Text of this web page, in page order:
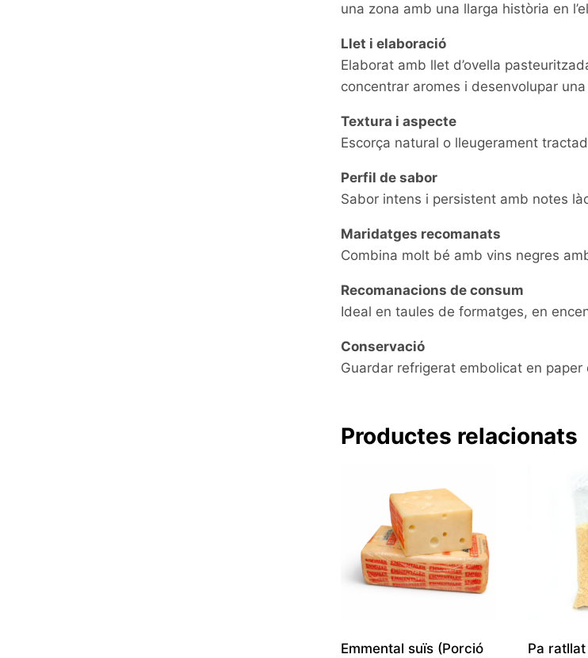
una zona amb una llarga història en
Llet i elaboració
Elaborat amb llet d’ovella
concentrar aromes i desenvolupar
Textura i aspecte
Escorça natural o lleugerament
Perfil de sabor
Sabor intens i persistent amb notes
Maridatges recomanats
Combina molt bé amb vins negres
Recomanacions de consum
Ideal en taules de formatges, en
Conservació
Guardar refrigerat embolicat en
Productes relacionats
Emmental suïs (Porció Pa